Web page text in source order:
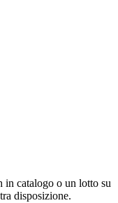
in catalogo o un lotto su
disposizione.